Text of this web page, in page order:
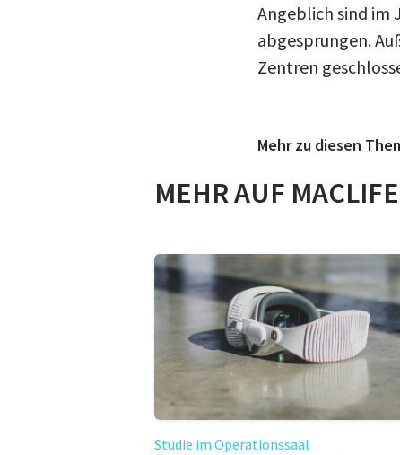
Angeblich sind im
abgesprungen.
Zentren
Mehr zu diesen
MEHR AUF MACLIFE
Studie im Operationssaal